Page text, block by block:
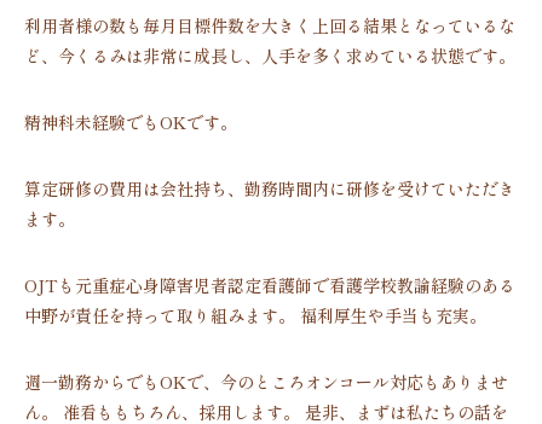
利用者様の数も毎月目標件数を大きく上回る結果となっているな
ど、今くるみは非常に成長し、人手を多く求めている状態です。
精神科未経験でもOKです。
算定研修の費用は会社持ち、勤務時間内に研修を受けていただき
ます。
OJTも元重症心身障害児者認定看護師で看護学校教諭経験のある
中野が責任を持って取り組みます。 福利厚生や手当も充実。
週一勤務からでもOKで、今のところオンコール対応もありませ
ん。 准看ももちろん、採用します。 是非、まずは私たちの話を